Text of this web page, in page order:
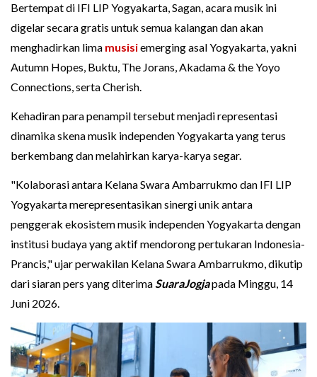
Bertempat di IFI LIP Yogyakarta, Sagan, acara musik ini
digelar secara gratis untuk semua kalangan dan akan
menghadirkan lima musisiemerging asal Yogyakarta, yakni
Autumn Hopes, Buktu, The Jorans, Akadama & the Yoyo
Connections, serta Cherish.
Kehadiran para penampil tersebut menjadi representasi
dinamika skena musik independen Yogyakarta yang terus
berkembang dan melahirkan karya-karya segar.
"Kolaborasi antara Kelana Swara Ambarrukmo dan IFI LIP
Yogyakarta merepresentasikan sinergi unik antara
penggerak ekosistem musik independen Yogyakarta dengan
institusi budaya yang aktif mendorong pertukaran Indonesia-
Prancis," ujar perwakilan Kelana Swara Ambarrukmo, dikutip
dari siaran pers yang diterimaSuaraJogjapada Minggu, 14
Juni 2026.